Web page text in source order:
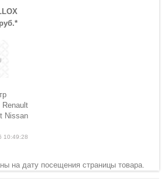
Nissan
10:49:28
на дату посещения страницы товара.